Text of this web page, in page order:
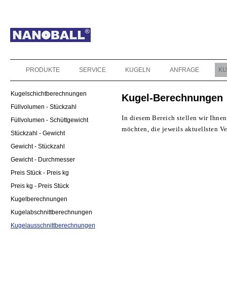
PRODUKTE SERVICE KUGELN ANFRAGE
Kugelschichtberechnungen
Füllvolumen - Stückzahl
Füllvolumen - Schüttgewicht
Stückzahl - Gewicht
Gewicht - Stückzahl
Gewicht - Durchmesser
Preis Stück - Preis kg
Preis kg - Preis Stück
Kugelberechnungen
Kugelabschnittberechnungen
Kugelausschnittberechnungen
Kugel-Berechnungen
In diesem Bereich stellen wir
möchten, die jeweils aktuellsten